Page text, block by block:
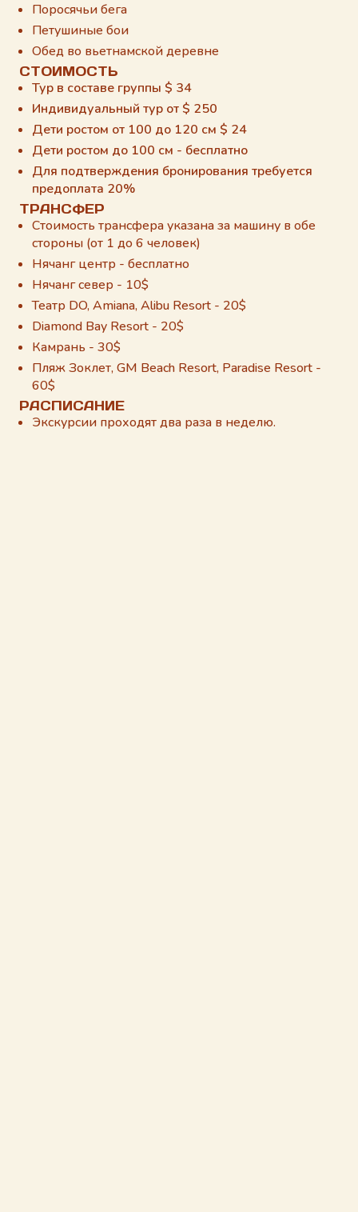
Поросячьи бега
Петушиные бои
Обед во вьетнамской деревне
CТОИМОСТЬ
Тур в составе группы $ 34
Индивидуальный тур от $ 250
Дети ростом от 100 до 120 см $ 24
Дети ростом до 100 см - бесплатно
Для подтверждения бронирования требуется
предоплата 20%
ТРАНСФЕР
Стоимость трансфера указана за машину в обе
стороны (от 1 до 6 человек)
Нячанг центр - бесплатно
Нячанг север - 10$
Театр DO, Amiana, Alibu Resort - 20$
Diamond Bay Resort - 20$
Камрань - 30$
Пляж Зоклет, GM Beach Resort, Paradise Resort -
60$
РАСПИСАНИЕ
Экскурсии проходят два раза в неделю.